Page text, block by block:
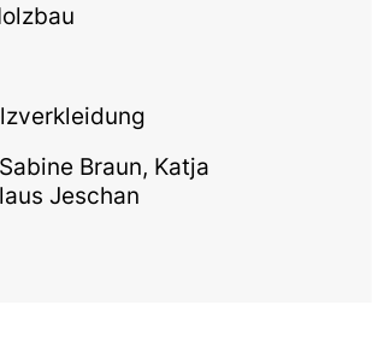
Braun, Katja
Jeschan